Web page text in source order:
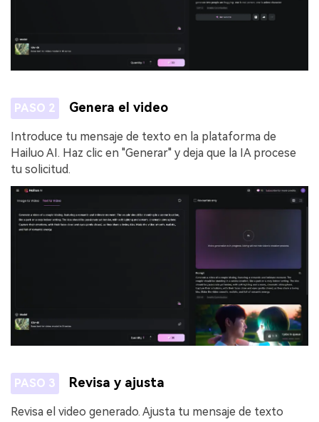
PASO 2 Genera el video
Introduce tu mensaje de texto en la plataforma de
Hailuo AI. Haz clic en "Generar" y deja que la IA procese
tu solicitud.
PASO 3 Revisa y ajusta
Revisa el video generado. Ajusta tu mensaje de texto